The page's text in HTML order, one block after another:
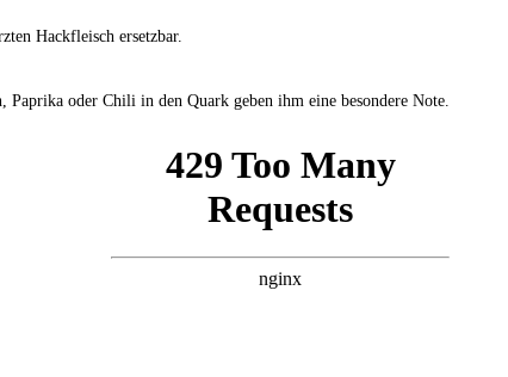
Hackfleisch ersetzbar.
Paprika oder Chili in den Quark geben ihm eine besondere Note.